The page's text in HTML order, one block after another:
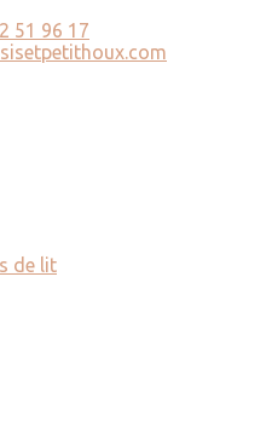
51 96 17
de lit